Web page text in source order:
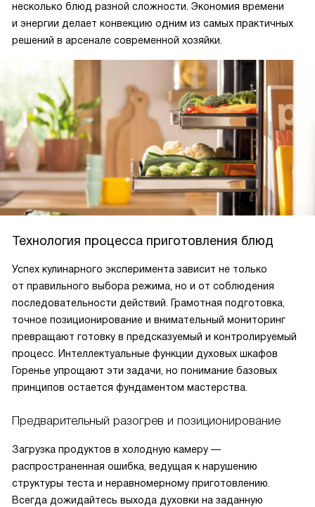
несколько блюд разной сложности. Экономия времени
и энергии делает конвекцию одним из самых практичных
решений в арсенале современной хозяйки.
Технология процесса приготовления блюд
Успех кулинарного эксперимента зависит не только
от правильного выбора режима, но и от соблюдения
последовательности действий. Грамотная подготовка,
точное позиционирование и внимательный мониторинг
превращают готовку в предсказуемый и контролируемый
процесс. Интеллектуальные функции духовых шкафов
Горенье упрощают эти задачи, но понимание базовых
принципов остается фундаментом мастерства.
Предварительный разогрев и позиционирование
Загрузка продуктов в холодную камеру —
распространенная ошибка, ведущая к нарушению
структуры теста и неравномерному приготовлению.
Всегда дожидайтесь выхода духовки на заданную